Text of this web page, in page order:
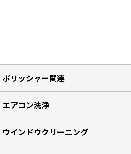
ポリッシャー関連
エアコン洗浄
ウインドウクリーニング